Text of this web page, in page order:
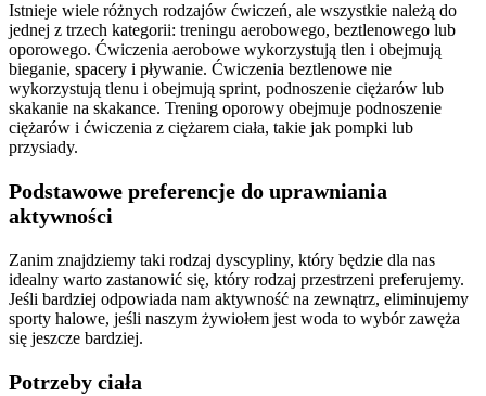
Istnieje wiele różnych rodzajów ćwiczeń, ale wszystkie należą do
jednej z trzech kategorii: treningu aerobowego, beztlenowego lub
oporowego. Ćwiczenia aerobowe wykorzystują tlen i obejmują
bieganie, spacery i pływanie. Ćwiczenia beztlenowe nie
wykorzystują tlenu i obejmują sprint, podnoszenie ciężarów lub
skakanie na skakance. Trening oporowy obejmuje podnoszenie
ciężarów i ćwiczenia z ciężarem ciała, takie jak pompki lub
przysiady.
Podstawowe preferencje do uprawniania
aktywności
Zanim znajdziemy taki rodzaj dyscypliny, który będzie dla nas
idealny warto zastanowić się, który rodzaj przestrzeni preferujemy.
Jeśli bardziej odpowiada nam aktywność na zewnątrz, eliminujemy
sporty halowe, jeśli naszym żywiołem jest woda to wybór zawęża
się jeszcze bardziej.
Potrzeby ciała